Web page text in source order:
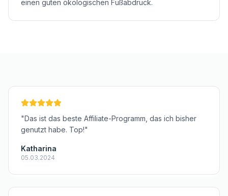
einen guten ökologischen Fußabdruck.
"Das ist das beste Affiliate-Programm, das ich bisher
genutzt habe. Top!"
Katharina
05.03.2024